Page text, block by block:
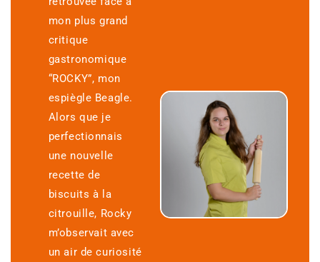
mon plus grand
critique
gastronomique
“ROCKY”, mon
espiègle Beagle.
Alors que je
perfectionnais
une nouvelle
recette de
biscuits à la
citrouille, Rocky
m’observait avec
un air de curiosité